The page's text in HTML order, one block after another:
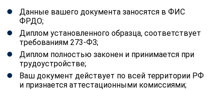
Данные вашего документа заносятся в ФИС
ФРДО;
Диплом установленного образца, соответствует
требованиям 273-ФЗ;
Диплом полностью законен и принимается при
трудоустройстве;
Ваш документ действует по всей территории РФ
и признается аттестационными комиссиями;